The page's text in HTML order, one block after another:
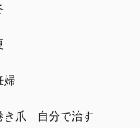
婦
き爪 自分で治す